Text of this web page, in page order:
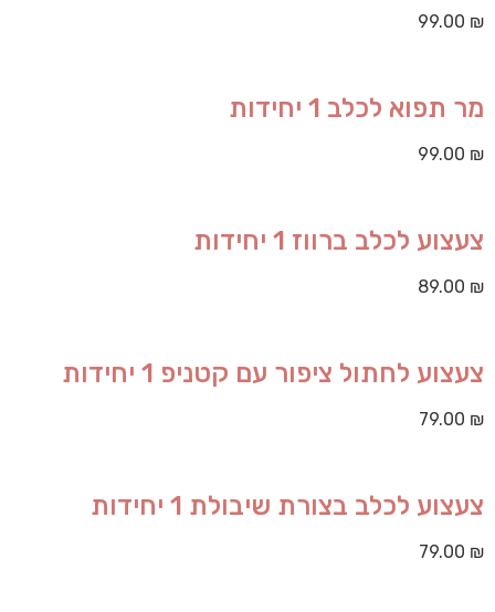
99.00 ₪
מר תפוא לכלב 1 יחידות
99.00 ₪
צעצוע לכלב ברווז 1 יחידות
89.00 ₪
צעצוע לחתול ציפור עם קטניפ 1 יחידות
79.00 ₪
צעצוע לכלב בצורת שיבולת 1 יחידות
79.00 ₪